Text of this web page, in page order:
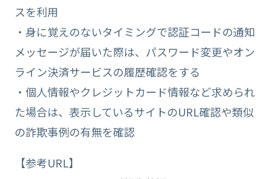
スを利用
・身に覚えのないタイミングで認証コードの通知
メッセージが届いた際は、パスワード変更やオン
ライン決済サービスの履歴確認をする
・個人情報やクレジットカード情報など求められ
た場合は、表示しているサイトのURL確認や類似
の詐欺事例の有無を確認
【参考URL】